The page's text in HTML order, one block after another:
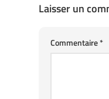
Laisser un
Commentaire*